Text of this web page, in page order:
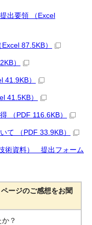
出要領 （Excel
87.5KB）
）
）
41.5KB）
（PDF 116.6KB）
て （PDF 33.9KB）
術資料） 提出フォーム
ージのご感想をお聞
？